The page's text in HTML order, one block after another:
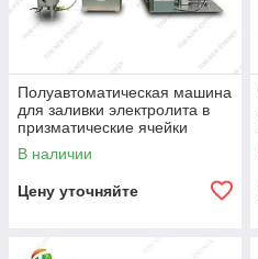
Полуавтоматическая машина
для заливки электролита в
призматические ячейки
В наличии
Цену уточняйте